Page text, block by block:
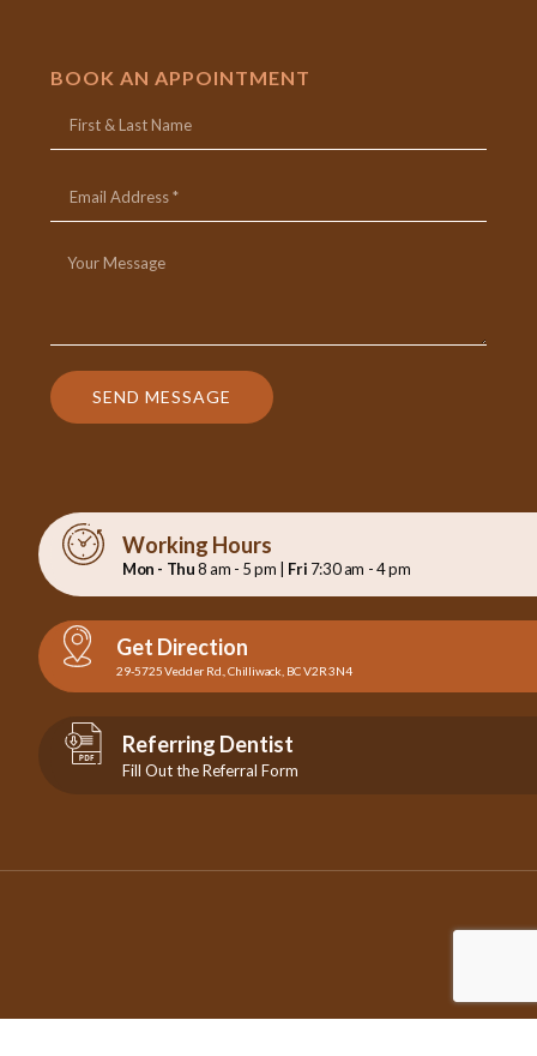
BOOK AN APPOINTMENT
SEND MESSAGE
Working Hours
Mon - Thu8 am - 5 pm | Fri 7:30 am - 4 pm
Get Direction
29-5725 Vedder Rd., Chilliwack, BC V2R 3N4
Referring Dentist
Fill Out the Referral Form